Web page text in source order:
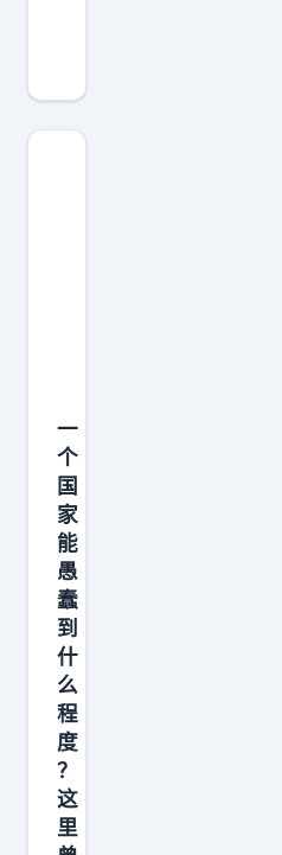
级
大
洲
力
拓
欣
喜
接
盘
后
，
被
接
下
来
一
个
国
家
能
愚
蠢
到
什
么
程
度
？
这
里